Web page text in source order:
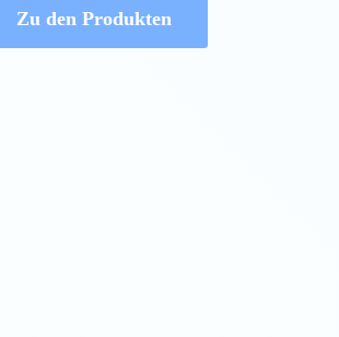
Zu den Produkten